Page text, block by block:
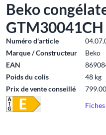
Beko
GTM30041CH
Numéro d'article
Marque / Constructeur
Beko
EAN
Poids du colis
48 kg
Prix de vente conseillé